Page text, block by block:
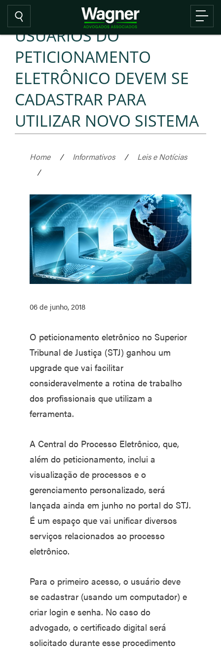
USUÁRIOS DO
PETICIONAMENTO
ELETRÔNICO DEVEM SE
CADASTRAR PARA
UTILIZAR NOVO SISTEMA
Home / Informativos /
Leis e Notícias
/
06 de junho, 2018
O peticionamento eletrônico no Superior
Tribunal de Justiça (STJ) ganhou um
upgrade que vai facilitar
consideravelmente a rotina de trabalho
dos profissionais que utilizam a
ferramenta.
A Central do Processo Eletrônico, que,
além do peticionamento, inclui a
visualização de processos e o
gerenciamento personalizado, será
lançada ainda em junho no portal do STJ.
É um espaço que vai unificar diversos
serviços relacionados ao processo
eletrônico.
Para o primeiro acesso, o usuário deve
se cadastrar (usando um computador) e
criar login e senha. No caso do
advogado, o certificado digital será
solicitado durante esse procedimento